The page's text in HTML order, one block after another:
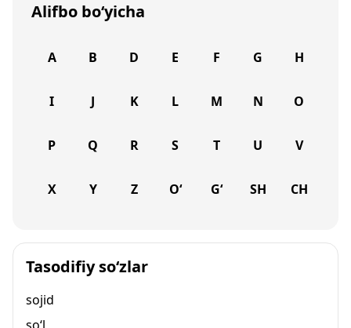
Alifbo bo‘yicha
A B D E F G H
I J K L M N O
P Q R S T U V
X Y Z O‘ G‘ SH CH
Tasodifiy so‘zlar
sojid